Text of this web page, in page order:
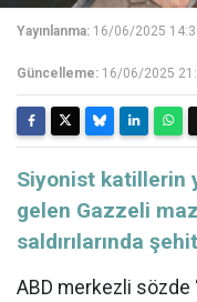
Yayınlanma: 16/06/2025
Güncelleme: 16/06/2025
Siyonist katillerin
gelen Gazzeli
saldırılarında
ABD merkezli sözde